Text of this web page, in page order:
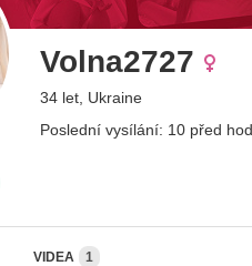
Volna2727
34 let, Ukraine
Poslední vysílání: 10 před
VIDEA 1